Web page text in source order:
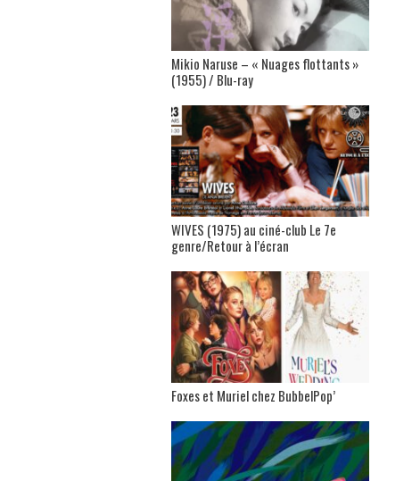
Mikio Naruse – « Nuages flottants »
(1955) / Blu-ray
WIVES (1975) au ciné-club Le 7e
genre/Retour à l’écran
Foxes et Muriel chez BubbelPop’